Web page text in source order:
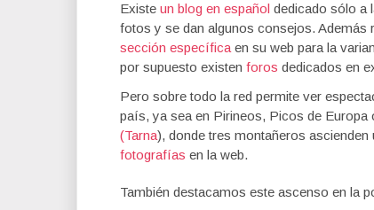
Existe un blog en español dedicado sólo a
fotos y se dan algunos consejos. Además
sección específica en su web para la
por supuesto existen foros dedicados en
Pero sobre todo la red permite ver
país, ya sea en Pirineos, Picos de Europa
(Tarna), donde tres montañeros
fotografías en la web.
También destacamos este ascenso en la